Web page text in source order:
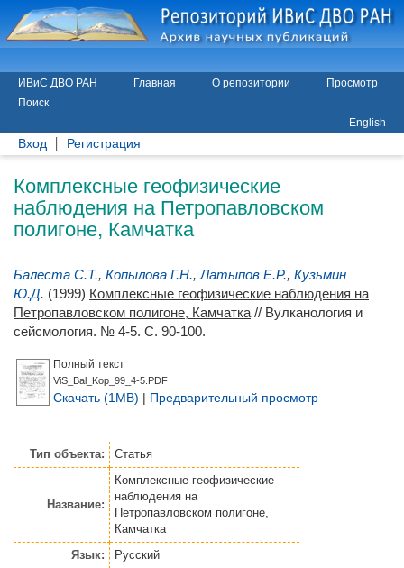
ИВиС ДВО РАН Главная О репозитории
Просмотр
Поиск
English
Вход Регистрация
Комплексные геофизические
наблюдения на Петропавловском
полигоне, Камчатка
Балеста С.Т., Копылова Г.Н.,Латыпов Е.Р., Кузьмин
Ю.Д. (1999) Комплексные геофизические наблюдения на
Петропавловском полигоне, Камчатка // Вулканология и
сейсмология. № 4-5. С. 90-100.
Полный текст
ViS_Bal_Kop_99_4-5.PDF
Скачать (1MB) | Предварительный просмотр
Тип объекта: Статья
Название:
Комплексные геофизические
наблюдения на
Петропавловском полигоне,
Камчатка
Язык:
Русский